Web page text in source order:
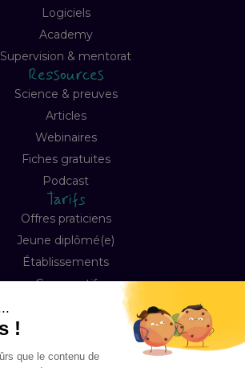
Logiciels
Academy
Supervision & mentorat
Ressources
Science & preuves
Articles
Webinaires
Fiches gratuites
Podcast
Tarifs
Offres praticiens
Jeune diplômé(e)
Établissements
Comparatif
Contact